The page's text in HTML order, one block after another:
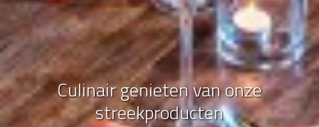
Culinair genieten van onze
streekproducten